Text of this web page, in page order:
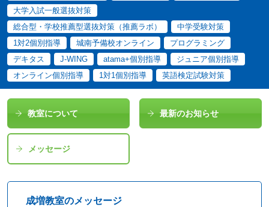
大学入試一般選抜対策
総合型・学校推薦型選抜対策（推薦ラボ）
中学受験対策
1対2個別指導
城南予備校オンライン
プログラミング
デキタス
J-WING atama+個別指導
ジュニア個別指導
オンライン個別指導
1対1個別指導 英語検定試験対策
教室について 最新のお知らせ
メッセージ
成増教室のメッセージ